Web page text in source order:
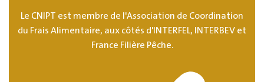
Le CNIPT est membre de l'Association de Coordination
du Frais Alimentaire, aux côtés d'INTERFEL, INTERBEV et
France Filière Pêche.